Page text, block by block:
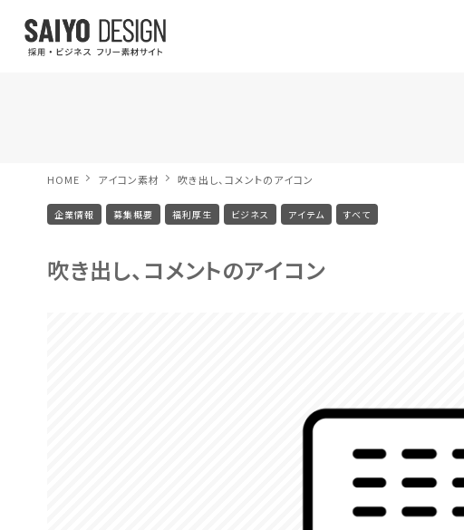
HOME アイコン素材 吹き出し、コメントのアイコン
企業情報 募集概要 福利厚生 ビジネス アイテム すべて
吹き出し、コメントのアイコン